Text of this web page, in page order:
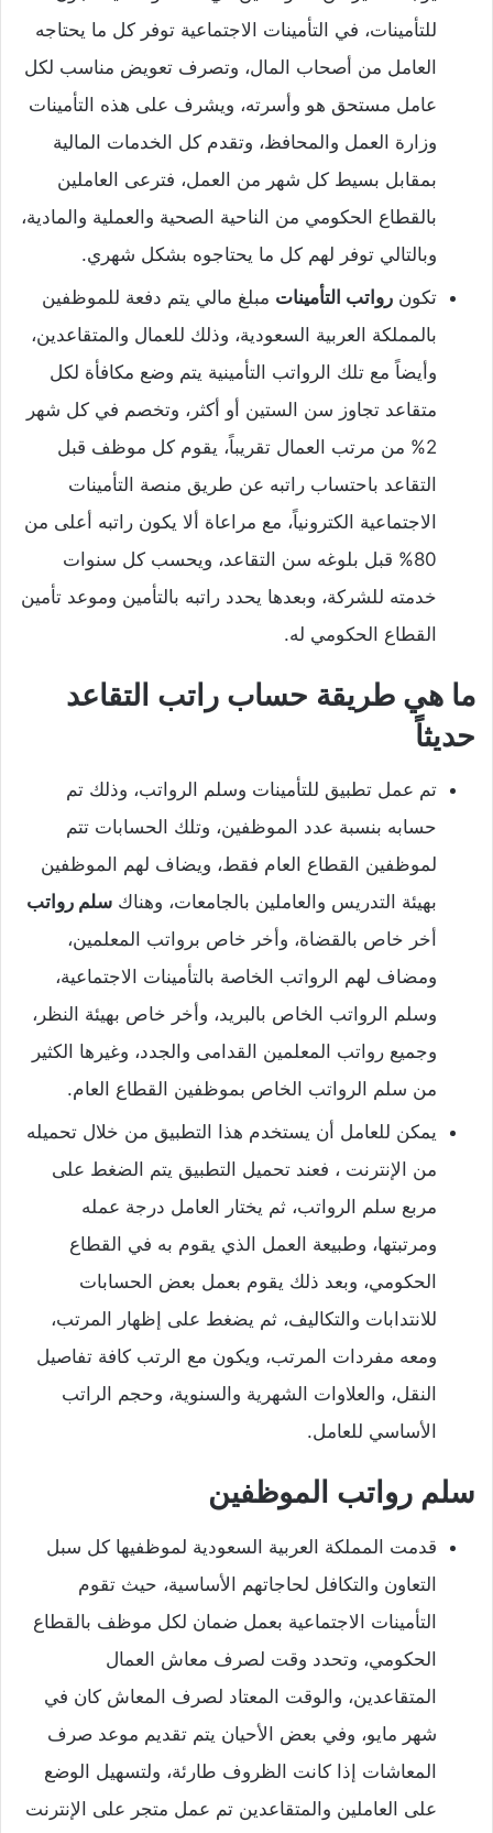
للتأمينات، في التأمينات الاجتماعية توفر كل ما يحتاجه
العامل من أصحاب المال، وتصرف تعويض مناسب لكل
عامل مستحق هو وأسرته، ويشرف على هذه التأمينات
وزارة العمل والمحافظ، وتقدم كل الخدمات المالية
بمقابل بسيط كل شهر من العمل، فترعى العاملين
بالقطاع الحكومي من الناحية الصحية والعملية والمادية،
وبالتالي توفر لهم كل ما يحتاجوه بشكل شهري.
تكون رواتب التأمينات مبلغ مالي يتم دفعة للموظفين
بالمملكة العربية السعودية، وذلك للعمال والمتقاعدين،
وأيضاً مع تلك الرواتب التأمينية يتم وضع مكافأة لكل
متقاعد تجاوز سن الستين أو أكثر، وتخصم في كل شهر
2% من مرتب العمال تقريباً، يقوم كل موظف قبل
التقاعد باحتساب راتبه عن طريق منصة التأمينات
الاجتماعية الكترونياً، مع مراعاة ألا يكون راتبه أعلى من
80% قبل بلوغه سن التقاعد، ويحسب كل سنوات
خدمته للشركة، وبعدها يحدد راتبه بالتأمين وموعد تأمين
القطاع الحكومي له.
ما هي طريقة حساب راتب التقاعد
حديثاً
تم عمل تطبيق للتأمينات وسلم الرواتب، وذلك تم
حسابه بنسبة عدد الموظفين، وتلك الحسابات تتم
لموظفين القطاع العام فقط، ويضاف لهم الموظفين
بهيئة التدريس والعاملين بالجامعات، وهناك سلم رواتب
أخر خاص بالقضاة، وأخر خاص برواتب المعلمين،
ومضاف لهم الرواتب الخاصة بالتأمينات الاجتماعية،
وسلم الرواتب الخاص بالبريد، وأخر خاص بهيئة النظر،
وجميع رواتب المعلمين القدامى والجدد، وغيرها الكثير
من سلم الرواتب الخاص بموظفين القطاع العام.
يمكن للعامل أن يستخدم هذا التطبيق من خلال تحميله
من الإنترنت ، فعند تحميل التطبيق يتم الضغط على
مربع سلم الرواتب، ثم يختار العامل درجة عمله
ومرتبتها، وطبيعة العمل الذي يقوم به في القطاع
الحكومي، وبعد ذلك يقوم بعمل بعض الحسابات
للانتدابات والتكاليف، ثم يضغط على إظهار المرتب،
ومعه مفردات المرتب، ويكون مع الرتب كافة تفاصيل
النقل، والعلاوات الشهرية والسنوية، وحجم الراتب
الأساسي للعامل.
سلم رواتب الموظفين
قدمت المملكة العربية السعودية لموظفيها كل سبل
التعاون والتكافل لحاجاتهم الأساسية، حيث تقوم
التأمينات الاجتماعية بعمل ضمان لكل موظف بالقطاع
الحكومي، وتحدد وقت لصرف معاش العمال
المتقاعدين، والوقت المعتاد لصرف المعاش كان في
شهر مايو، وفي بعض الأحيان يتم تقديم موعد صرف
المعاشات إذا كانت الظروف طارئة، ولتسهيل الوضع
على العاملين والمتقاعدين تم عمل متجر على الإنترنت